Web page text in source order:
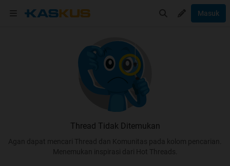
Masuk
Thread Tidak Ditemukan
Agan dapat mencari Thread dan Komunitas pada kolom pencarian.
Menemukan inspirasi dari Hot Threads.